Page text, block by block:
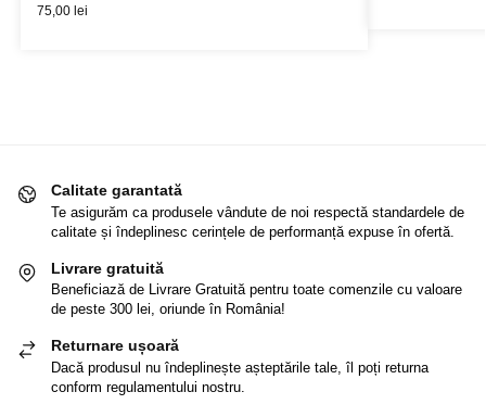
75,00 lei
Calitate garantată
Te asigurăm ca produsele vândute de noi respectă standardele de
calitate și îndeplinesc cerințele de performanță expuse în ofertă.
Livrare gratuită
Beneficiază de Livrare Gratuită pentru toate comenzile cu valoare
de peste 300 lei, oriunde în România!
Returnare ușoară
Dacă produsul nu îndeplinește așteptările tale, îl poți returna
conform regulamentului nostru.